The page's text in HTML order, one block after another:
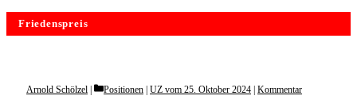
Friedenspreis
Arnold Schölzel Categories
Positionen UZ vom 25. Oktober 2024 Kommentar